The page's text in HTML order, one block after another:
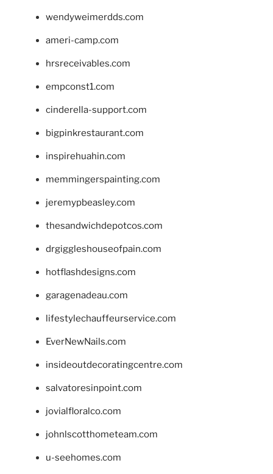
wendyweimerdds.com
ameri-camp.com
hrsreceivables.com
empconst1.com
cinderella-support.com
bigpinkrestaurant.com
inspirehuahin.com
memmingerspainting.com
jeremypbeasley.com
thesandwichdepotcos.com
drgiggleshouseofpain.com
hotflashdesigns.com
garagenadeau.com
lifestylechauffeurservice.com
EverNewNails.com
insideoutdecoratingcentre.com
salvatoresinpoint.com
jovialfloralco.com
johnlscotthometeam.com
u-seehomes.com